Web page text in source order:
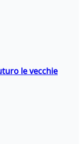
le vecchie